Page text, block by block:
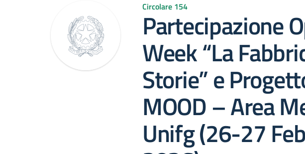
Circolare 154
Partecipazione
Week “La
Storie” e
MOOD – Area
Unifg (26-27